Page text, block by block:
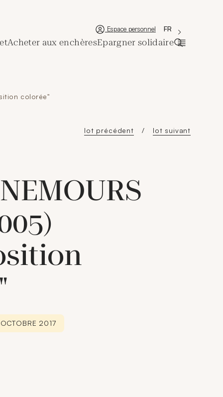
Nouvelle fenêtre
Espace personnel 'Choisir une
La langue
FR
Acheter aux enchèresEpargner solidaire
colorée"
lot précédent lot suivant
2017